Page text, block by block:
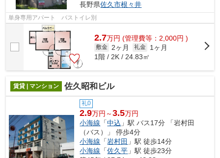
長野県佐久市根々井
単身専用アパート バストイレ別
2.7万円 (管理費等：2,000円 )
敷金 2ヶ月 礼金
1ヶ月
1階 / 2K / 24.83㎡
賃貸 | マンション 佐久昭和ビル
礼0
2.9万円～3.5万円
小海線 「中込 」駅 バス17分 「岩村田
（バス）」 停歩4分
小海線 「岩村田 」駅 徒歩14分
小海線 「佐久平 」駅 徒歩23分